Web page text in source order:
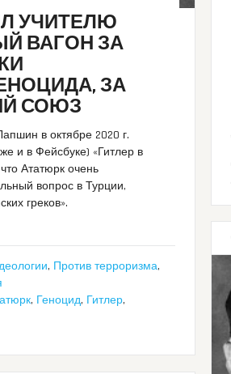
УЧИТЕЛЮ
ВАГОН ЗА
ЗА
СОЮЗ
в октябре 2020 г.
и в Фейсбуке) «Гитлер в
Ататюрк очень
вопрос в Турции,
греков».
, Против терроризма,
, Геноцид, Гитлер,